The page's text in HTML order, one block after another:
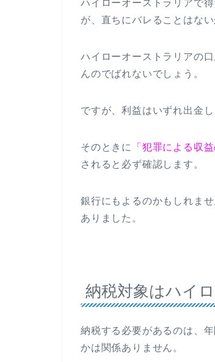
ハイローオーストラリアで
が、直ちにバレることはな
ハイローオーストラリアの
んのでばれないでしょう。
ですが、利益はいずれ出金し
そのときに 「犯罪による収
されると必ず確認します。
銀行にもよるのかもしれま
ありました。
納税対象はハイ
納税する必要があるのは、
かは関係ありません。